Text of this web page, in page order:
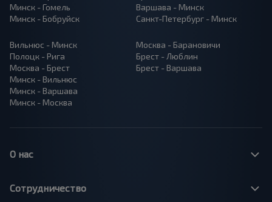
Минск - Гомель
Минск - Бобруйск
Варшава - Минск
Санкт-Петербург - Минск
Вильнюс - Минск
Полоцк - Рига
Москва - Брест
Минск - Вильнюс
Минск - Варшава
Минск - Москва
Москва - Барановичи
Брест - Люблин
Брест - Варшава
О нас
Сотрудничество